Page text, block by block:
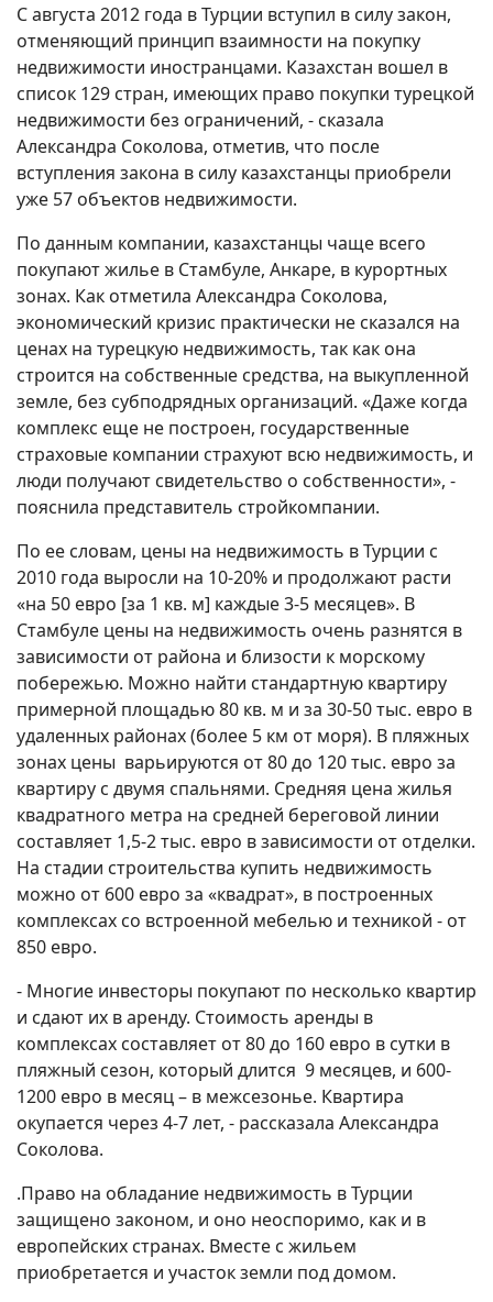
С августа 2012 года в Турции вступил в силу закон,
отменяющий принцип взаимности на покупку
недвижимости иностранцами. Казахстан вошел в
список 129 стран, имеющих право покупки турецкой
недвижимости без ограничений, - сказала
Александра Соколова, отметив, что после
вступления закона в силу казахстанцы приобрели
уже 57 объектов недвижимости.
По данным компании, казахстанцы чаще всего
покупают жилье в Стамбуле, Анкаре, в курортных
зонах. Как отметила Александра Соколова,
экономический кризис практически не сказался на
ценах на турецкую недвижимость, так как она
строится на собственные средства, на выкупленной
земле, без субподрядных организаций. «Даже когда
комплекс еще не построен, государственные
страховые компании страхуют всю недвижимость, и
люди получают свидетельство о собственности», -
пояснила представитель стройкомпании.
По ее словам, цены на недвижимость в Турции с
2010 года выросли на 10-20% и продолжают расти
«на 50 евро [за 1 кв. м] каждые 3-5 месяцев». В
Стамбуле цены на недвижимость очень разнятся в
зависимости от района и близости к морскому
побережью. Можно найти стандартную квартиру
примерной площадью 80 кв. м и за 30-50 тыс. евро в
удаленных районах (более 5 км от моря). В пляжных
зонах цены варьируются от 80 до 120 тыс. евро за
квартиру с двумя спальнями. Средняя цена жилья
квадратного метра на средней береговой линии
составляет 1,5-2 тыс. евро в зависимости от отделки.
На стадии строительства купить недвижимость
можно от 600 евро за «квадрат», в построенных
комплексах со встроенной мебелью и техникой - от
850 евро.
- Многие инвесторы покупают по несколько квартир
и сдают их в аренду. Стоимость аренды в
комплексах составляет от 80 до 160 евро в сутки в
пляжный сезон, который длится 9 месяцев, и 600-
1200 евро в месяц – в межсезонье. Квартира
окупается через 4-7 лет, - рассказала Александра
Соколова.
.Право на обладание недвижимость в Турции
защищено законом, и оно неоспоримо, как и в
европейских странах. Вместе с жильем
приобретается и участок земли под домом.